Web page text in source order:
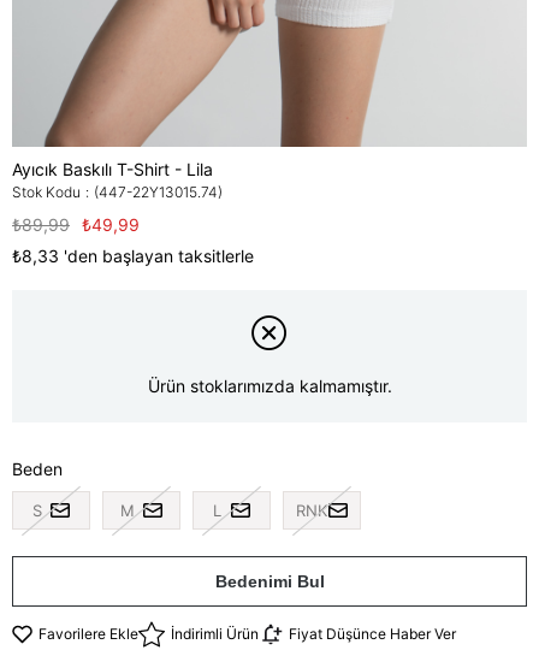
Ayıcık Baskılı T-Shirt - Lila
Stok Kodu (447-22Y13015.74)
₺89,99 ₺49,99
₺8,33 'den başlayan taksitlerle
Ürün stoklarımızda kalmamıştır.
Beden
S M L RNK
Bedenimi Bul
Favorilere Ekle İndirimli Ürün Fiyat Düşünce Haber Ver